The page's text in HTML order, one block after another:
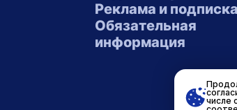
Реклама и подписка
Обязательная
информация
числе